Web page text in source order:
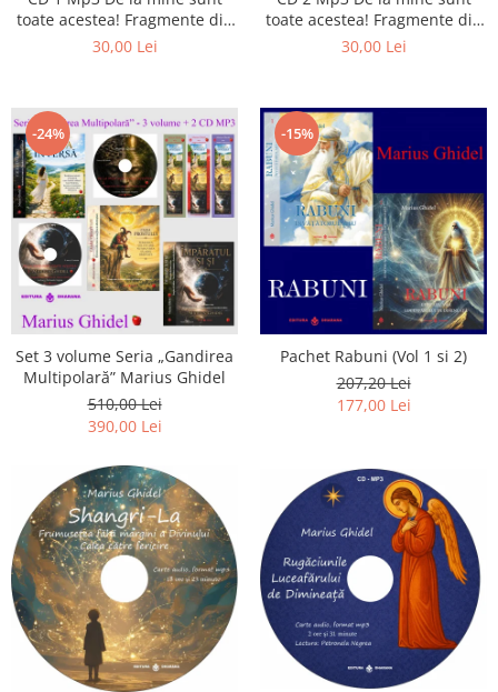
toate acestea! Fragmente din
cărțile lui Marius Ghidel
30,00 Lei
toate acestea! Fragmente din
cărțile lui Marius Ghidel
30,00 Lei
-24%
Set 3 volume Seria „Gandirea
Multipolară” Marius Ghidel
510,00 Lei
390,00 Lei
-15%
Pachet Rabuni (Vol 1 si 2)
207,20 Lei
177,00 Lei